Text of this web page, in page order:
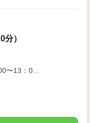
）
〜13：0...